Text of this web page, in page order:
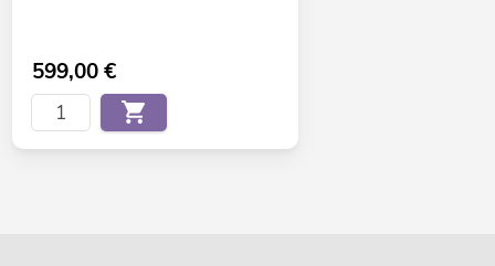
599,00€